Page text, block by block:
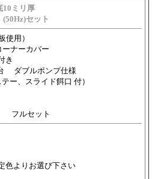
10ミリ厚
セット
用）
ナーカバー
き
ダブルポンプ仕様
ー、スライド餌口 付）
フルセット
色よりお選び下さい